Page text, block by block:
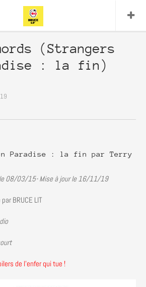
13
(Strangers
: la fin)
Paradise : la fin par Terry
08/03/15- Mise à jour le 16/11/19
BRUCE LIT
de l’enfer qui tue !
Focus